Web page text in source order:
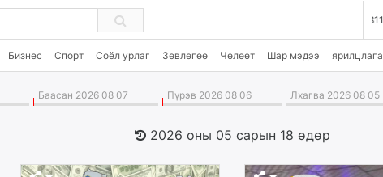
Бизнес Спорт Соёл урлаг Зөвлөгөө Чөлөөт Шар мэдээ ярилцлага
Баасан 2026 08 07 Пүрэв 2026 08 06 Лхагва 2026 08 05
2026 оны 05 сарын 18 өдөр